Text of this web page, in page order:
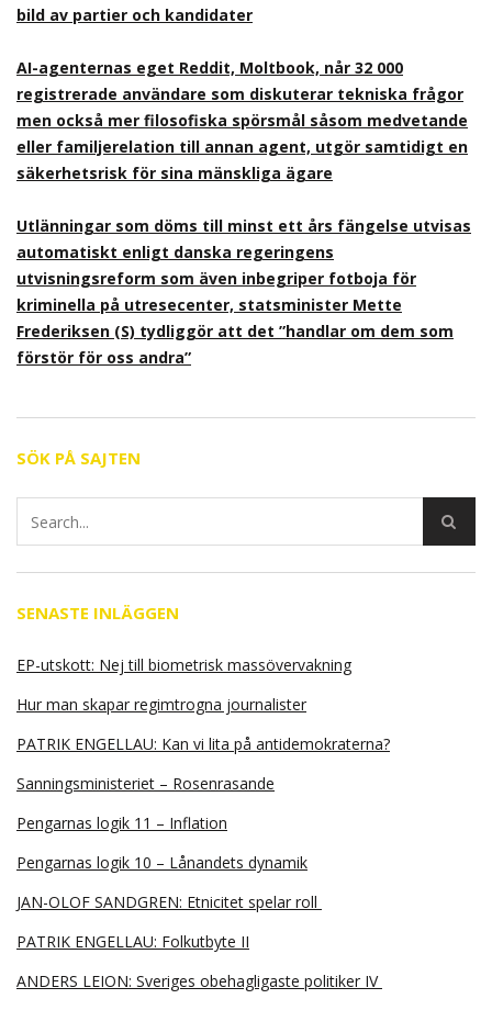
bild av partier och kandidater
AI-agenternas eget Reddit, Moltbook, når 32 000
registrerade användare som diskuterar tekniska frågor
men också mer filosofiska spörsmål såsom medvetande
eller familjerelation till annan agent, utgör samtidigt en
säkerhetsrisk för sina mänskliga ägare
Utlänningar som döms till minst ett års fängelse utvisas
automatiskt enligt danska regeringens
utvisningsreform som även inbegriper fotboja för
kriminella på utresecenter, statsminister Mette
Frederiksen (S) tydliggör att det ”handlar om dem som
förstör för oss andra”
SÖK PÅ SAJTEN
SENASTE INLÄGGEN
EP-utskott: Nej till biometrisk massövervakning
Hur man skapar regimtrogna journalister
PATRIK ENGELLAU: Kan vi lita på antidemokraterna?
Sanningsministeriet – Rosenrasande
Pengarnas logik 11 – Inflation
Pengarnas logik 10 – Lånandets dynamik
JAN-OLOF SANDGREN: Etnicitet spelar roll
PATRIK ENGELLAU: Folkutbyte II
ANDERS LEION: Sveriges obehagligaste politiker IV